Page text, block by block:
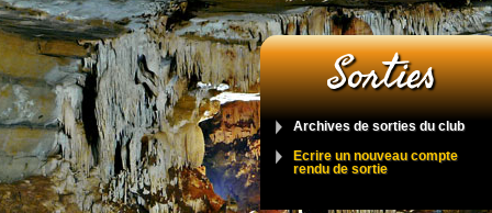
Sorties
Archives de sorties du club
Ecrire un nouveau compte
rendu de sortie